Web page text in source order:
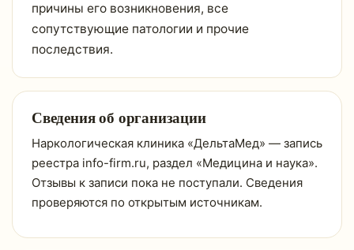
причины его возникновения, все
сопутствующие патологии и прочие
последствия.
Сведения об организации
Наркологическая клиника «ДельтаМед» — запись
реестра info-firm.ru, раздел «Медицина и наука».
Отзывы к записи пока не поступали. Сведения
проверяются по открытым источникам.